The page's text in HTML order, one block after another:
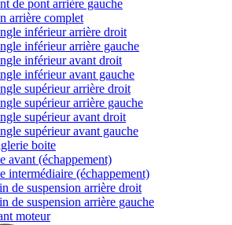
de pont arrière gauche
arrière complet
inférieur arrière droit
inférieur arrière gauche
inférieur avant droit
inférieur avant gauche
supérieur arrière droit
supérieur arrière gauche
supérieur avant droit
supérieur avant gauche
boite
avant (échappement)
intermédiaire (échappement)
de suspension arrière droit
de suspension arrière gauche
moteur